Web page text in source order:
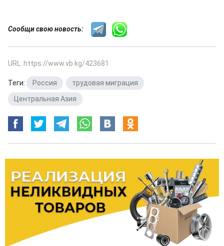
Сообщи свою новость:
URL: https://www.vb.kg/423681
Теги: Россия трудовая миграция
Центральная Азия